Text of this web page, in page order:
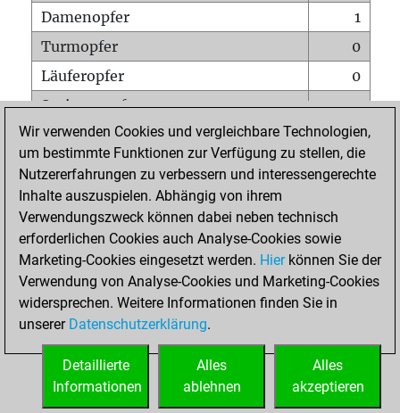
Damenopfer
1
Turmopfer
0
Läuferopfer
0
Springeropfer
0
Bauernopfer
2
Matt auf vollem Brett
0
Bauer setzt Matt
Erstickte Matts
Unterverwandlungen
0
Türme auf der siebten
0
STARTSEITE
Wir verwenden Cookies und vergleichbare Technologien,
um bestimmte Funktionen zur Verfügung zu stellen, die
Nutzererfahrungen zu verbessern und interessengerechte
Inhalte auszuspielen. Abhängig von ihrem
Verwendungszweck können dabei neben technisch
erforderlichen Cookies auch Analyse-Cookies sowie
Marketing-Cookies eingesetzt werden. Hierkönnen Sie der
Verwendung von Analyse-Cookies und Marketing-Cookies
widersprechen. Weitere Informationen finden Sie in
unserer Datenschutzerklärung.
Alles
akzeptieren
Alles
ablehnen
Detaillierte
Informationen